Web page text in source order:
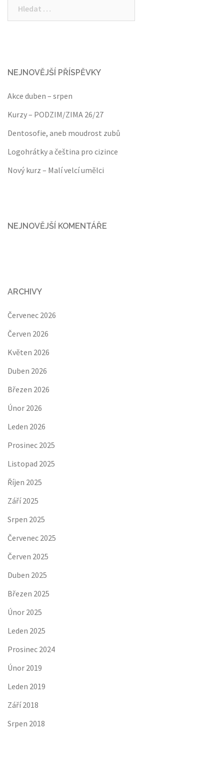
NEJNOVĚJŠÍ PŘÍSPĚVKY
Akce duben – srpen
Kurzy – PODZIM/ZIMA 26/27
Dentosofie, aneb moudrost zubů
Logohrátky a čeština pro cizince
Nový kurz – Malí velcí umělci
NEJNOVĚJŠÍ KOMENTÁŘE
ARCHIVY
Červenec 2026
Červen 2026
Květen 2026
Duben 2026
Březen 2026
Únor 2026
Leden 2026
Prosinec 2025
Listopad 2025
Říjen 2025
Září 2025
Srpen 2025
Červenec 2025
Červen 2025
Duben 2025
Březen 2025
Únor 2025
Leden 2025
Prosinec 2024
Únor 2019
Leden 2019
Září 2018
Srpen 2018